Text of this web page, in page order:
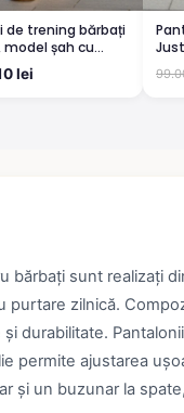
de trening bărbați
model șah cu
lei
bărbați sunt realizați
purtare zilnică.
durabilitate.
permite ajustarea
și un buzunar la